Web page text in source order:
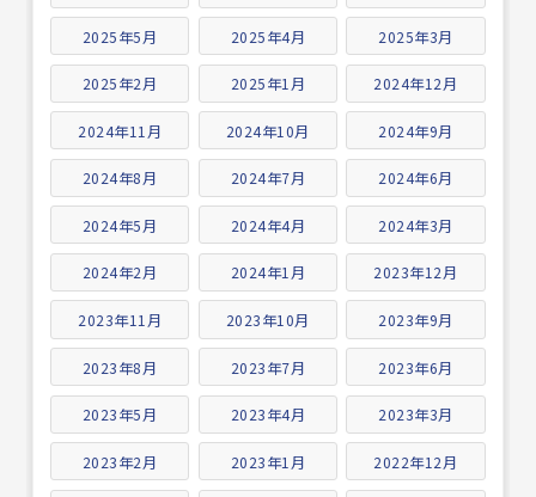
2025年5月 2025年4月 2025年3月
2025年2月 2025年1月 2024年12月
2024年11月 2024年10月 2024年9月
2024年8月 2024年7月 2024年6月
2024年5月 2024年4月 2024年3月
2024年2月 2024年1月 2023年12月
2023年11月 2023年10月 2023年9月
2023年8月 2023年7月 2023年6月
2023年5月 2023年4月 2023年3月
2023年2月 2023年1月 2022年12月